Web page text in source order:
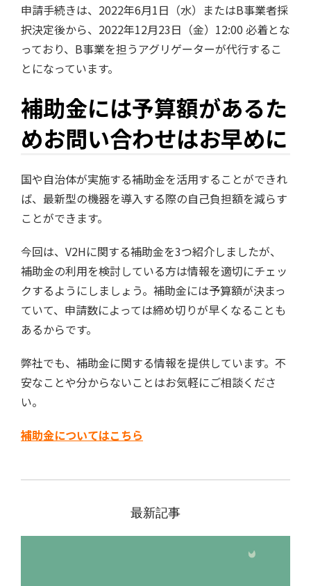
申請手続きは、2022年6月1日（水）またはB事業者採
択決定後から、2022年12月23日（金）12:00 必着とな
っており、B事業を担うアグリゲーターが代行するこ
とになっています。
補助金には予算額があるた
めお問い合わせはお早めに
国や自治体が実施する補助金を活用することができれ
ば、最新型の機器を導入する際の自己負担額を減らす
ことができます。
今回は、V2Hに関する補助金を3つ紹介しましたが、
補助金の利用を検討している方は情報を適切にチェッ
クするようにしましょう。補助金には予算額が決まっ
ていて、申請数によっては締め切りが早くなることも
あるからです。
弊社でも、補助金に関する情報を提供しています。不
安なことや分からないことはお気軽にご相談くださ
い。
補助金についてはこちら
最新記事